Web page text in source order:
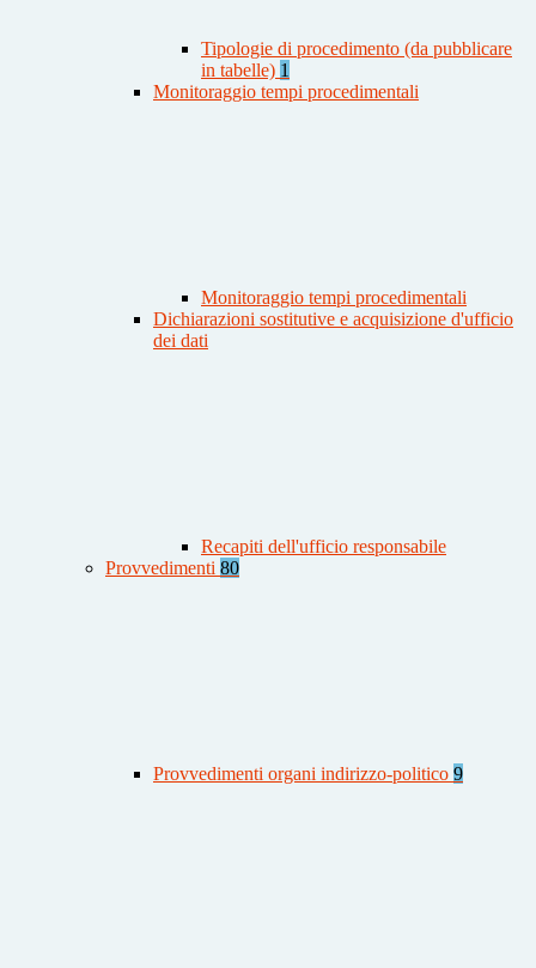
Tipologie di procedimento (da pubblicare
in tabelle) 1
Monitoraggio tempi procedimentali
Monitoraggio tempi procedimentali
Dichiarazioni sostitutive e acquisizione d'ufficio
dei dati
Recapiti dell'ufficio responsabile
Provvedimenti 80
Provvedimenti organi indirizzo-politico 9